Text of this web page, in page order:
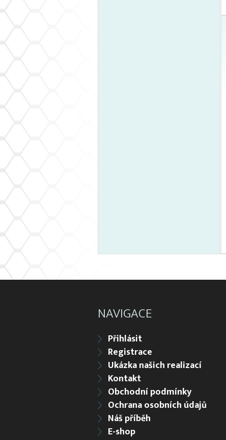
NAVIGACE
Přihlásit
Registrace
Ukázka našich realizací
Kontakt
Obchodní podmínky
Ochrana osobních údajů
Náš příběh
E-shop